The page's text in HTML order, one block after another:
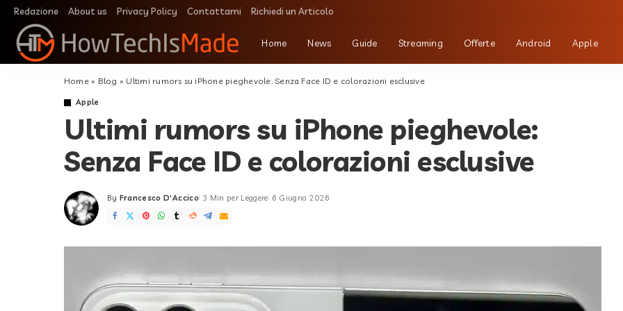
Redazione About us Privacy Policy Contattami Richiedi un Articolo
Home News Guide Streaming Offerte Android Apple
Home» Blog » Ultimi rumors su iPhone pieghevole: Senza Face ID e colorazioni esclusive
Apple
Ultimi rumors su iPhone pieghevole:
Senza Face ID e colorazioni esclusive
Posted
by
By Francesco D'Accico 3 Min per Leggere 6 Giugno 2026